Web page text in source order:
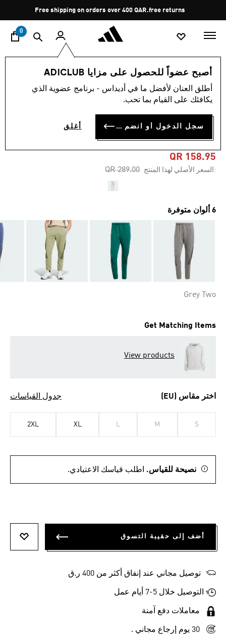
Pause
promotion
rotation
Free shipping on orders over 400 QAR.free returns
0
أصبح عضواً للحصول على مزايا ADICLUB
أطلق العنان لأفضل ما في أديداس - برنامج عضوية الذي
يكافئك على القيام بما تحب.
سجل الدخول أو انضم الآن أغلق
الرجال الملابس
-45%
4.7 (69)
بنطال FUTURE ICONS 3-
STRIPES
QR 158.95
:السعر الأصلي لهذا المنتج Price reduced from
QR 289.00
to
6 ألوان متوفرة
Grey Two
Get Matching Items
View products
اختر مقاس (EU) جدول القياسات
S
M
L
XL
2XL
نصيحة للقياس. اطلب قياسك الاعتيادي.
أضف إلى حقيبة التسوق
توصيل مجاني عند إنفاق أكثر من 400 ر.ق
التوصيل خلال 5-7 أيام عمل
معاملات دفع آمنة